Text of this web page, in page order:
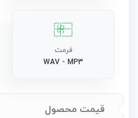
فرمت
WAV - MP3
قیمت محصول